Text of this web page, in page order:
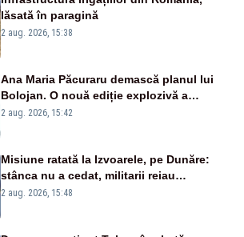
lăsată în paragină
2 aug. 2026, 15:38
Ana Maria Păcuraru demască planul lui
Bolojan. O nouă ediție explozivă a
emisiunii „Miza Zilei” la Realitatea PLUS
2 aug. 2026, 15:42
Misiune ratată la Izvoarele, pe Dunăre:
stânca nu a cedat, militarii reiau
detonările luni – VIDEO
2 aug. 2026, 15:48